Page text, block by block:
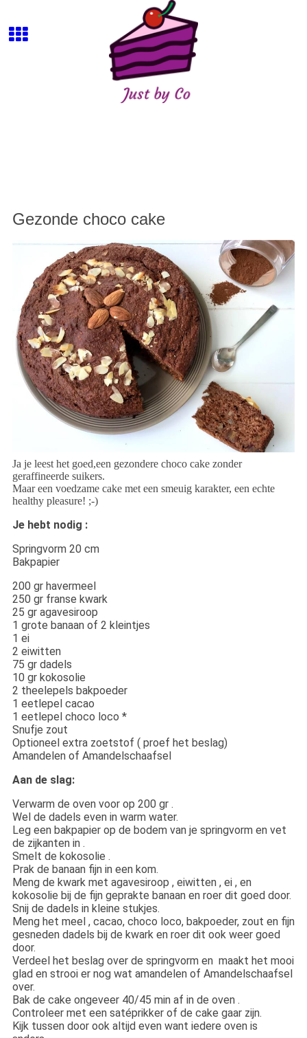
Gezonde choco cake
Ja je leest het goed,een gezondere choco cake zonder
geraffineerde suikers.
Maar een voedzame cake met een smeuig karakter, een echte
healthy pleasure! ;-)
Je hebt nodig :
Springvorm 20 cm
Bakpapier
200 gr havermeel
250 gr franse kwark
25 gr agavesiroop
1 grote banaan of 2 kleintjes
1 ei
2 eiwitten
75 gr dadels
10 gr kokosolie
2 theelepels bakpoeder
1 eetlepel cacao
1 eetlepel choco loco *
Snufje zout
Optioneel extra zoetstof ( proef het beslag)
Amandelen of Amandelschaafsel
Aan de slag:
Verwarm de oven voor op 200 gr .
Wel de dadels even in warm water.
Leg een bakpapier op de bodem van je springvorm en vet
de zijkanten in .
Smelt de kokosolie .
Prak de banaan fijn in een kom.
Meng de kwark met agavesiroop , eiwitten , ei , en
kokosolie bij de fijn geprakte banaan en roer dit goed door.
Snij de dadels in kleine stukjes.
Meng het meel , cacao, choco loco, bakpoeder, zout en fijn
gesneden dadels bij de kwark en roer dit ook weer goed
door.
Verdeel het beslag over de springvorm en maakt het mooi
glad en strooi er nog wat amandelen of Amandelschaafsel
over.
Bak de cake ongeveer 40/45 min af in de oven .
Controleer met een satéprikker of de cake gaar zijn.
Kijk tussen door ook altijd even want iedere oven is